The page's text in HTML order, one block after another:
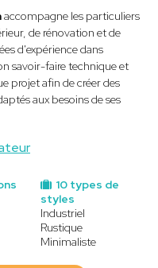
accompagne les particuliers
de rénovation et de
d'expérience dans
savoir-faire technique et
projet afin de créer des
aux besoins de ses
10 types de
styles
Industriel
Rustique
Minimaliste